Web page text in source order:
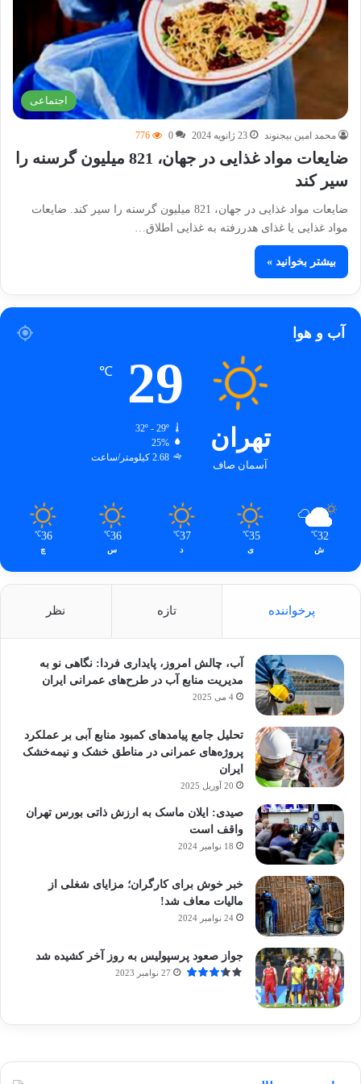
اجتماعی
محمد امین بیجنوند 23 ژانویه 2024 0
776
ضایعات مواد غذایی در جهان، 821 میلیون گرسنه را
سیر کند
ضایعات مواد غذایی در جهان، 821 میلیون گرسنه را سیر کند. ضایعات
مواد غذایی یا غذای هدررفته به غذایی اطلاق…
بیشتر بخوانید »
آب و هوا
تهران
آسمان صاف
29
℃
32º - 29º
25%
2.68 کیلومتر/ساعت
32
℃
ش
35
℃
ی
37
℃
د
36
℃
س
36
℃
چ
پرخواننده تازه نظر
آب، چالش امروز، پایداری فردا: نگاهی نو به
مدیریت منابع آب در طرح‌های عمرانی ایران
4 می 2025
تحلیل جامع پیامدهای کمبود منابع آبی بر عملکرد
پروژه‌های عمرانی در مناطق خشک و نیمه‌خشک
ایران
20 آوریل 2025
صیدی: ایلان ماسک به ارزش ذاتی بورس تهران
واقف است
18 نوامبر 2024
خبر خوش برای کارگران؛ مزایای شغلی از
مالیات معاف شد!
24 نوامبر 2024
جواز صعود پرسپولیس به روز آخر کشیده شد
27 نوامبر 2023